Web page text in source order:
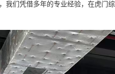
们凭借多年的专业经验，在虎门